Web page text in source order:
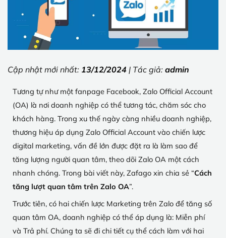
Cập nhật mới nhất: 13/12/2024 | Tác giả: admin
Tương tự như một fanpage Facebook, Zalo Official Account
(OA) là nơi doanh nghiệp có thể tương tác, chăm sóc cho
khách hàng. Trong xu thế ngày càng nhiều doanh nghiệp,
thương hiệu áp dụng Zalo Official Account vào chiến lược
digital marketing, vấn đề lớn được đặt ra là làm sao để
tăng lượng người quan tâm, theo dõi Zalo OA một cách
nhanh chóng. Trong bài viết này, Zafago xin chia sẻ “Cách
tăng lượt quan tâm trên Zalo OA”.
Trước tiên, có hai chiến lược Marketing trên Zalo để tăng số
quan tâm OA, doanh nghiệp có thể áp dụng là: Miễn phí
và Trả phí. Chúng ta sẽ đi chi tiết cụ thể cách làm với hai